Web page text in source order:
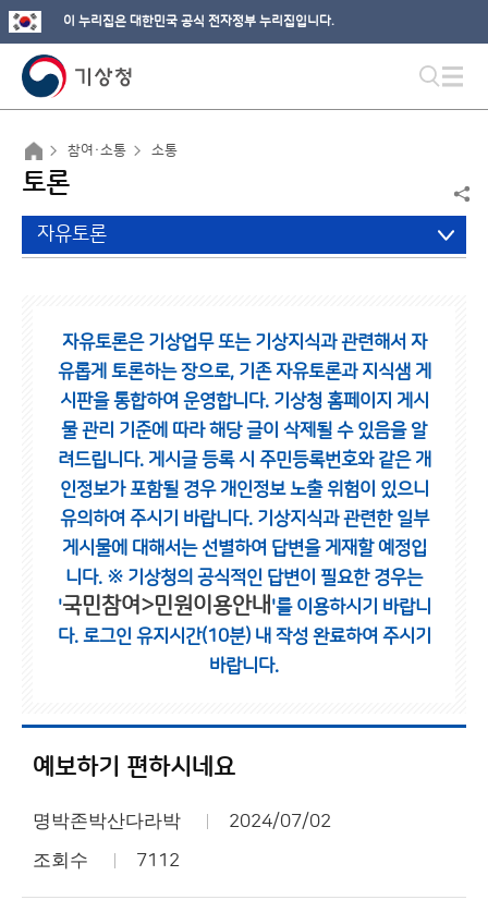
이 누리집은 대한민국 공식 전자정부 누리집입니다.
참여·소통 소통
토론
자유토론
자유토론은 기상업무 또는 기상지식과 관련해서 자
유롭게 토론하는 장으로, 기존 자유토론과 지식샘 게
시판을 통합하여 운영합니다. 기상청 홈페이지 게시
물 관리 기준에 따라 해당 글이 삭제될 수 있음을 알
려드립니다. 게시글 등록 시 주민등록번호와 같은 개
인정보가 포함될 경우 개인정보 노출 위험이 있으니
유의하여 주시기 바랍니다. 기상지식과 관련한 일부
게시물에 대해서는 선별하여 답변을 게재할 예정입
니다. ※ 기상청의 공식적인 답변이 필요한 경우는
'국민참여>민원이용안내 '를 이용하시기 바랍니
다. 로그인 유지시간(10분) 내 작성 완료하여 주시기
바랍니다.
예보하기 편하시네요
명박존박산다라박 2024/07/02
조회수 7112